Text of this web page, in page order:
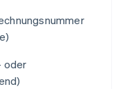
oder